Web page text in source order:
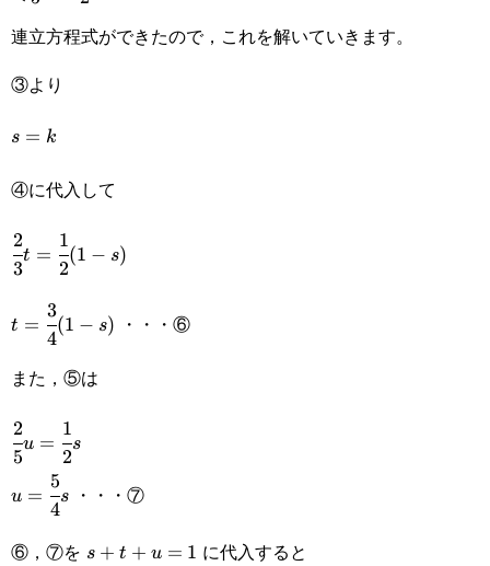
③\\\cfrac{2}
{3}t=\cfrac{1}{2}(1-
k)・・・④\\\cfrac{2}
⑤\end{cases}
連立方程式ができたので，これを解いていきます。
③より
s=k
s = k
④に代入して
\cfrac{2}
{3}t=\cfrac{1}
{2}(1-s)
3
2
t =
2
1
(1 − s)
t=\cfrac{3}
{4}(1-s)
t =
4
3
(1 − s) ・・・⑥
また，⑤は
\cfrac{2}
{5}u=\cfrac{1}
{2}s
5
2
u =
2
1
s
u=\cfrac{5}
u =
4
5
s・・・⑦
⑥，⑦を s+t+u=1
s + t + u = 1 に代入すると